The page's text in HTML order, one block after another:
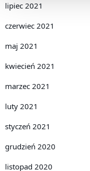
lipiec 2021
czerwiec 2021
maj 2021
kwiecień 2021
marzec 2021
luty 2021
styczeń 2021
grudzień 2020
listopad 2020